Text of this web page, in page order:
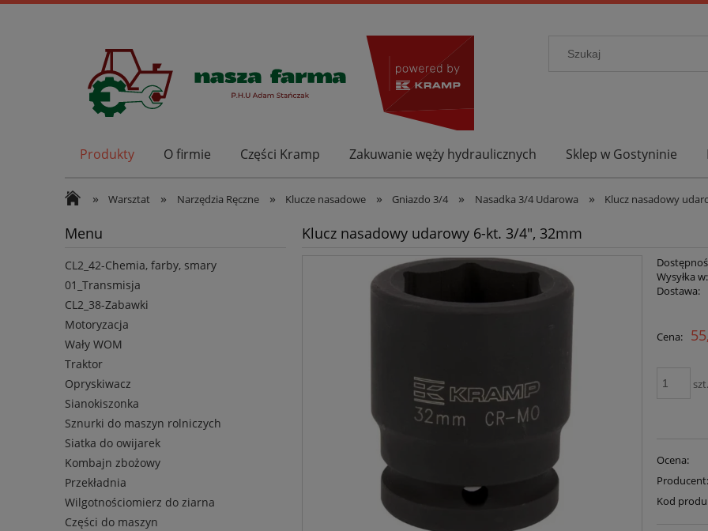
Produkty O firmie Części Kramp Zakuwanie węży hydraulicznych Sklep w Gostyninie
» Warsztat » Narzędzia Ręczne » Klucze nasadowe » Gniazdo 3/4 » Nasadka 3/4 Udarowa » Klucz nasadowy
Menu
CL2_42-Chemia, farby, smary
01_Transmisja
CL2_38-Zabawki
Motoryzacja
Wały WOM
Traktor
Opryskiwacz
Sianokiszonka
Sznurki do maszyn rolniczych
Siatka do owijarek
Kombajn zbożowy
Przekładnia
Wilgotnościomierz do ziarna
Części do maszyn
Klucz nasadowy udarowy 6-kt. 3/4", 32mm
Wysyłka w:
Dostawa:
Cena:
Ocena:
Kod